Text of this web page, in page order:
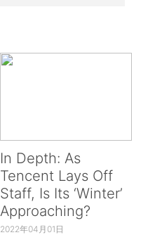
In Depth: As
Tencent Lays Off
Staff, Is Its ‘Winter’
Approaching?
2022年04月01日